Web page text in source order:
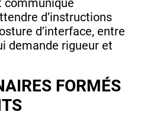
communique
d’instructions
d’interface, entre
demande rigueur et
FORMÉS